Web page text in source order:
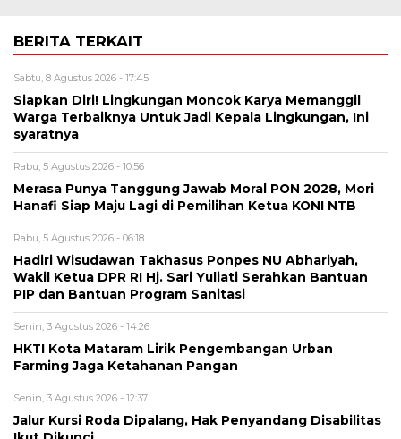
BERITA TERKAIT
Sabtu, 8 Agustus 2026 - 17:45
Siapkan Diri! Lingkungan Moncok Karya Memanggil
Warga Terbaiknya Untuk Jadi Kepala Lingkungan, Ini
syaratnya
Rabu, 5 Agustus 2026 - 10:56
Merasa Punya Tanggung Jawab Moral PON 2028, Mori
Hanafi Siap Maju Lagi di Pemilihan Ketua KONI NTB
Rabu, 5 Agustus 2026 - 06:18
Hadiri Wisudawan Takhasus Ponpes NU Abhariyah,
Wakil Ketua DPR RI Hj. Sari Yuliati Serahkan Bantuan
PIP dan Bantuan Program Sanitasi
Senin, 3 Agustus 2026 - 14:26
HKTI Kota Mataram Lirik Pengembangan Urban
Farming Jaga Ketahanan Pangan
Senin, 3 Agustus 2026 - 12:37
Jalur Kursi Roda Dipalang, Hak Penyandang Disabilitas